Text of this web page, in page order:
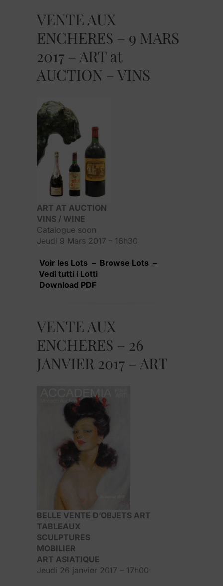
VENTE AUX
ENCHERES – 9 MARS
2017 – ART at
AUCTION – VINS
ART AT AUCTION
VINS / WINE
Catalogue soon
Jeudi 9 Mars 2017 – 16h30
Voir les Lots – Browse Lots –
Vedi tutti i Lotti
Download PDF
VENTE AUX
ENCHERES – 26
JANVIER 2017 – ART
BELLE VENTE D’OBJETS ART
TABLEAUX
SCULPTURES
MOBILIER
ART ASIATIQUE
Jeudi 26 janvier 2017 – 17h00